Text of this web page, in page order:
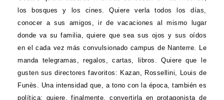
los bosques y los cines. Quiere verla todos los días,
conocer a sus amigos, ir de vacaciones al mismo lugar
donde va su familia, quiere que sea sus ojos y sus oídos
en el cada vez más convulsionado campus de Nanterre. Le
manda telegramas, regalos, cartas, libros. Quiere que le
gusten sus directores favoritos: Kazan, Rossellini, Louis de
Funès. Una intensidad que, a tono con la época, también es
política: quiere, finalmente, convertirla en protagonista de